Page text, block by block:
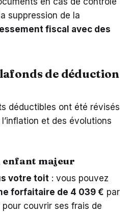
suppression de la
fiscal avec des
de déduction
déductibles ont été révisés
et des évolutions
enfant majeur
votre toit : vous pouvez
forfaitaire de 4 039 € par
couvrir ses frais de